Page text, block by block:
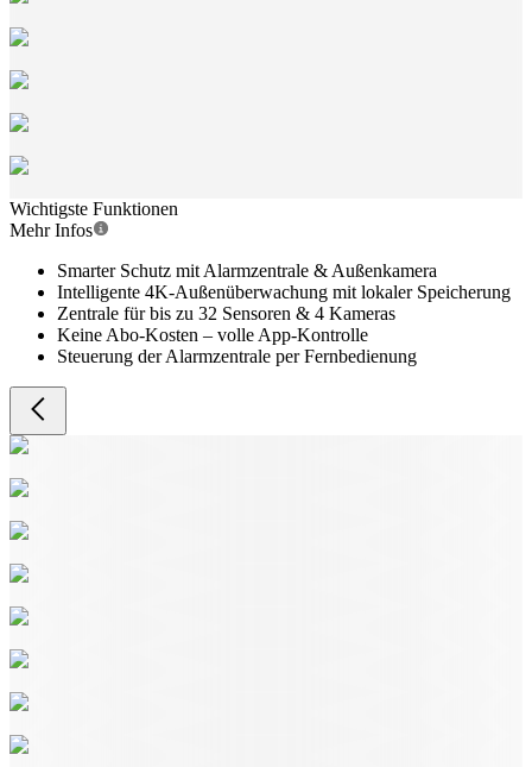
Wichtigste Funktionen
Mehr Infos
Smarter Schutz mit Alarmzentrale & Außenkamera
Intelligente 4K-Außenüberwachung mit lokaler Speicherung
Zentrale für bis zu 32 Sensoren & 4 Kameras
Keine Abo-Kosten – volle App-Kontrolle
Steuerung der Alarmzentrale per Fernbedienung